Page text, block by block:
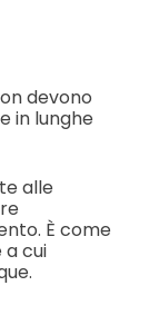
devono
in lunghe
alle
È come
cui